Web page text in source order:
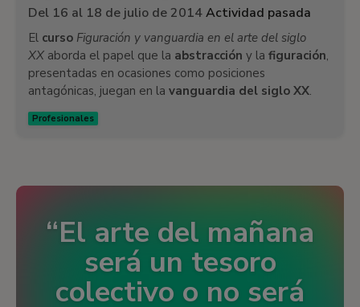
Del 16 al 18 de julio de 2014Actividad pasada
El curso Figuración y vanguardia en el arte del siglo
XX aborda el papel que la abstracción y la figuración,
presentadas en ocasiones como posiciones
antagónicas, juegan en la vanguardia del siglo XX.
Profesionales
El arte del mañana
será un tesoro
colectivo o no será